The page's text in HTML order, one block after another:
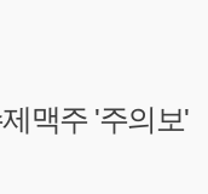
맥주 '주의보'